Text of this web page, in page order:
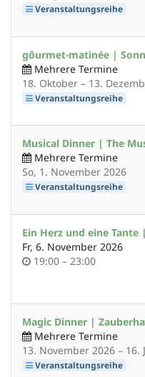
Veranstaltungsreihe
gôurmet-matinée |
Mehrere Termine
18. Oktober –bis
13.
Veranstaltungsreihe
Musical Dinner | The
Mehrere Termine
So, 1. November 2026
Veranstaltungsreihe
Ein Herz und eine
Fr, 6. November 2026
Uhrzeit
19:00 –bis
23:00
Magic Dinner |
Mehrere Termine
13. November 2026 –bis
16.
Veranstaltungsreihe